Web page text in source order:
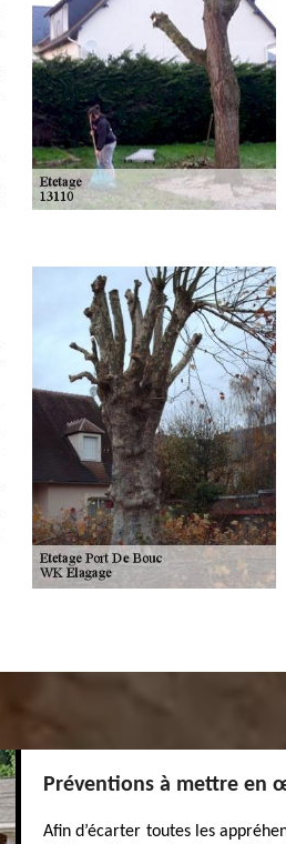
Préventions à mettre en
Afin d’écarter toutes les